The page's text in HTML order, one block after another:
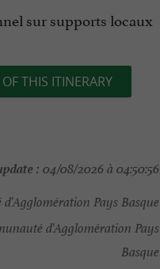
sur supports locaux
THIS ITINERARY
: 04/08/2026 à 04:50:56
Pays Basque
d'Agglomération Pays
Basque